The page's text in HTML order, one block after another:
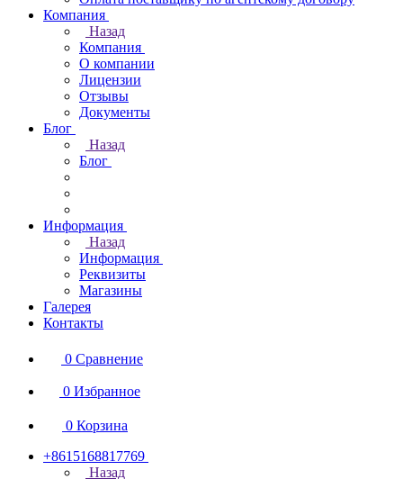
Компания
Назад
Компания
О компании
Лицензии
Отзывы
Документы
Блог
Назад
Блог
Информация
Назад
Информация
Реквизиты
Магазины
Галерея
Контакты
0 Сравнение
0 Избранное
0 Корзина
+8615168817769
Назад